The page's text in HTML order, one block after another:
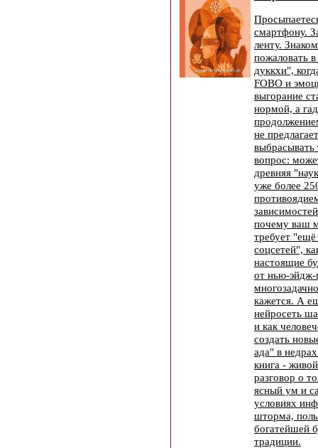
смартфону.
ленту.
пожаловать
дуккхи",
FOBO и
выгорание
нормой, а
не
выбрасывать
вопрос:
древняя
уже более
почему ваш
требует "ещё
соцсетей",
настоящие
от нью-эйдж-
кажется. А
нейросеть
и как
создать
ада" в
книга -
разговор о
ясный ум и
условиях
шторма,
богатейшей
традиции.